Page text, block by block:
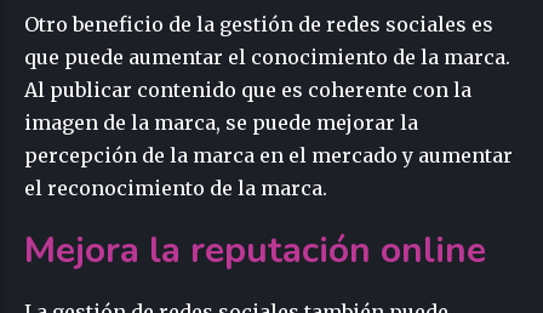
Otro beneficio de la gestión de redes sociales es
que puede aumentar el conocimiento de la marca.
Al publicar contenido que es coherente con la
imagen de la marca, se puede mejorar la
percepción de la marca en el mercado y aumentar
el reconocimiento de la marca.
Mejora la reputación online